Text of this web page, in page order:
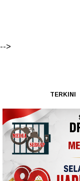
-->
TERKINI